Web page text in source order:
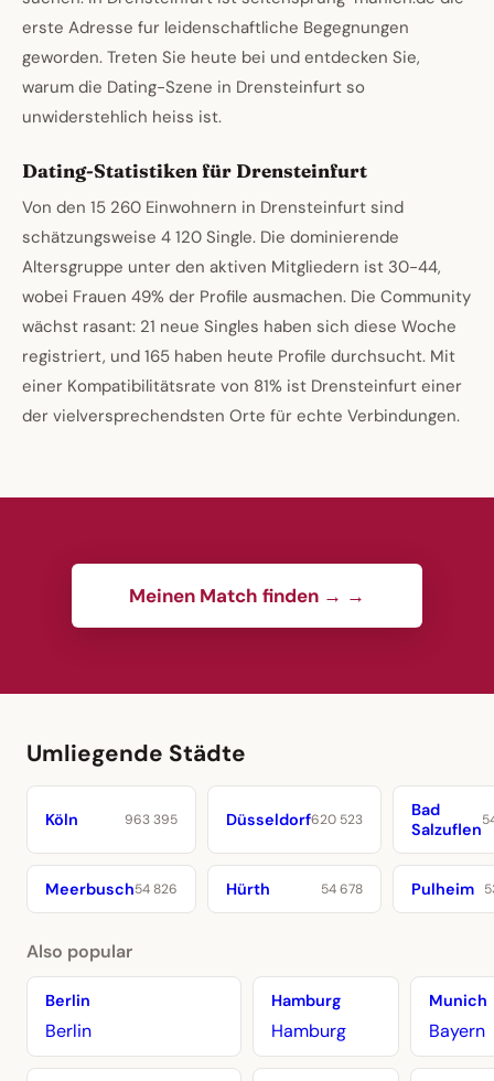
erste Adresse fur leidenschaftliche Begegnungen
geworden. Treten Sie heute bei und entdecken Sie,
warum die Dating-Szene in Drensteinfurt so
unwiderstehlich heiss ist.
Dating-Statistiken für Drensteinfurt
Von den 15 260 Einwohnern in Drensteinfurt sind
schätzungsweise 4 120 Single. Die dominierende
Altersgruppe unter den aktiven Mitgliedern ist 30-44,
wobei Frauen 49% der Profile ausmachen. Die Community
wächst rasant: 21 neue Singles haben sich diese Woche
registriert, und 165 haben heute Profile durchsucht. Mit
einer Kompatibilitätsrate von 81% ist Drensteinfurt einer
der vielversprechendsten Orte für echte Verbindungen.
Meinen Match finden → →
Umliegende Städte
Köln 963 395 Düsseldorf620 523
Bad
Salzuflen
Meerbusch54 826 Hürth 54 678 Pulheim
Also popular
Berlin
Berlin
Hamburg
Hamburg
Munich
Bayern